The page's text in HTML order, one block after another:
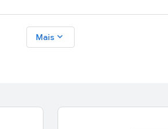
Mais expand_more